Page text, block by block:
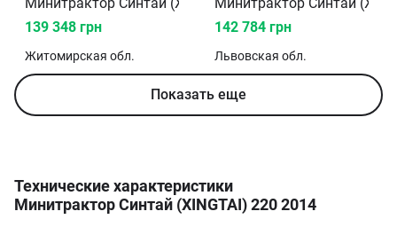
139 348 грн
Житомирская обл.
142 784 грн
Львовская обл.
Показать еще
Технические характеристики
Минитрактор Синтай (XINGTAI) 220 2014